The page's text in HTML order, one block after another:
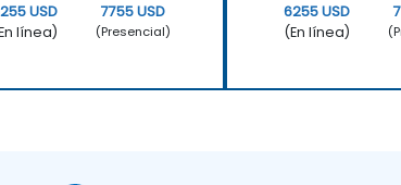
USD
línea)
7755 USD
(Presencial)
6255 USD
(En línea)